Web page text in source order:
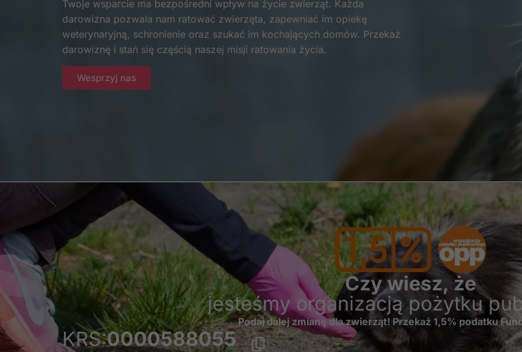
Twoje wsparcie ma bezpośredni wpływ na życie zwierząt. Każda
darowizna pozwala nam ratować zwierzęta, zapewniać im opiekę
weterynaryjną, schronienie oraz szukać im kochających domów. Przekaż
darowiznę i stań się częścią naszej misji ratowania życia.
Wesprzyj nas
Czy wiesz, że
jesteśmy organizacją pożytku
Podaj dalej zmianę dla zwierząt! Przekaż 1,5% podatku
KRS:0000588055
internetowej,
na podstawie
Doświadczenie
Aby nasza strona
internetowa
działała jak
najlepiej podczas
twojego
przejścia na nią.
Jeśli odrzucisz te
pliki cookie,
niektóre funkcje
znikną ze strony
internetowej.